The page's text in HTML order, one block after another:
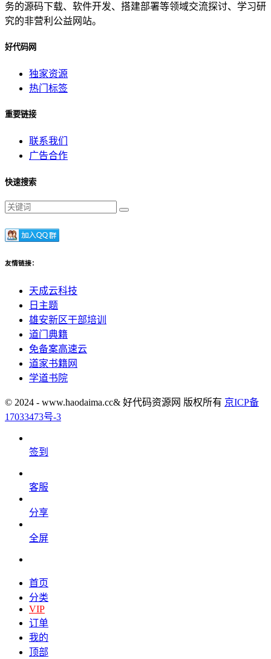
务的源码下载、软件开发、搭建部署等领域交流探讨、学习研
究的非营利公益网站。
好代码网
独家资源
热门标签
重要链接
联系我们
广告合作
快速搜索
友情链接：
天成云科技
日主题
雄安新区干部培训
道门典籍
免备案高速云
道家书籍网
学道书院
© 2024 - www.haodaima.cc& 好代码资源网 版权所有 京ICP备
17033473号-3
签到
客服
分享
全屏
首页
分类
VIP
订单
我的
顶部